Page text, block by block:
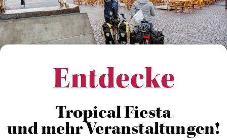
Entdecke
Tropical Fiesta
und mehr Veranstaltungen!